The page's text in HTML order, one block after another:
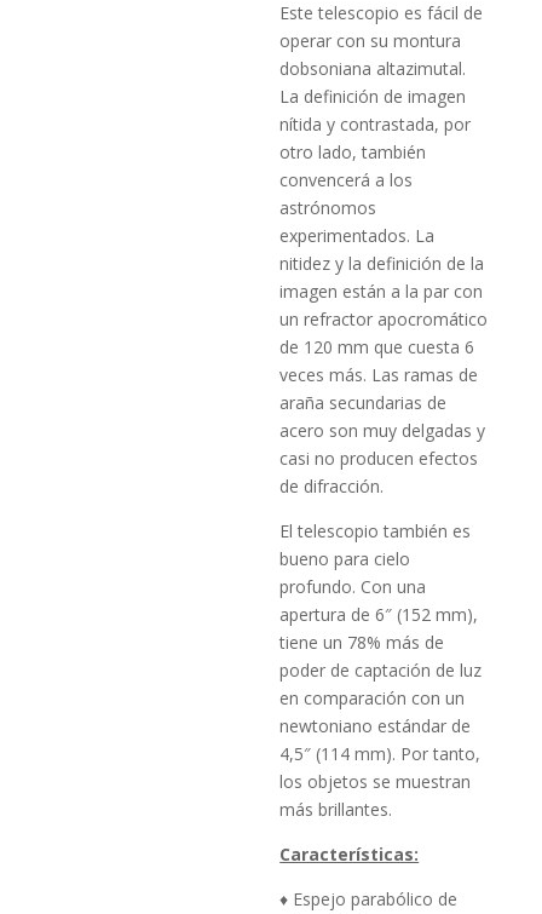
Este telescopio es fácil de
operar con su montura
dobsoniana altazimutal.
La definición de imagen
nítida y contrastada, por
otro lado, también
convencerá a los
astrónomos
experimentados. La
nitidez y la definición de la
imagen están a la par con
un refractor apocromático
de 120 mm que cuesta 6
veces más. Las ramas de
araña secundarias de
acero son muy delgadas y
casi no producen efectos
de difracción.
El telescopio también es
bueno para cielo
profundo. Con una
apertura de 6″ (152 mm),
tiene un 78% más de
poder de captación de luz
en comparación con un
newtoniano estándar de
4,5″ (114 mm). Por tanto,
los objetos se muestran
más brillantes.
Características:
♦ Espejo parabólico de